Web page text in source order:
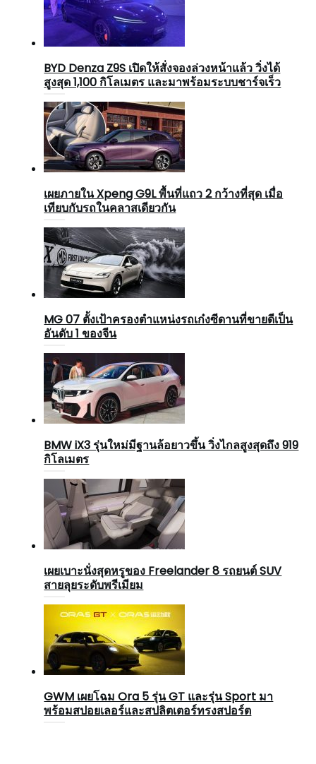
BYD Denza Z9S เปิดให้สั่งจองล่วงหน้าแล้ว วิ่งได้
สูงสุด 1,100 กิโลเมตร และมาพร้อมระบบชาร์จเร็ว
เผยภายใน Xpeng G9L พื้นที่แถว 2 กว้างที่สุด เมื่อ
เทียบกับรถในคลาสเดียวกัน
MG 07 ตั้งเป้าครองตำแหน่งรถเก๋งซีดานที่ขายดีเป็น
อันดับ 1 ของจีน
BMW iX3 รุ่นใหม่มีฐานล้อยาวขึ้น วิ่งไกลสูงสุดถึง 919
กิโลเมตร
เผยเบาะนั่งสุดหรูของ Freelander 8 รถยนต์ SUV
สายลุยระดับพรีเมียม
GWM เผยโฉม Ora 5 รุ่น GT และรุ่น Sport มา
พร้อมสปอยเลอร์และสปลิตเตอร์ทรงสปอร์ต